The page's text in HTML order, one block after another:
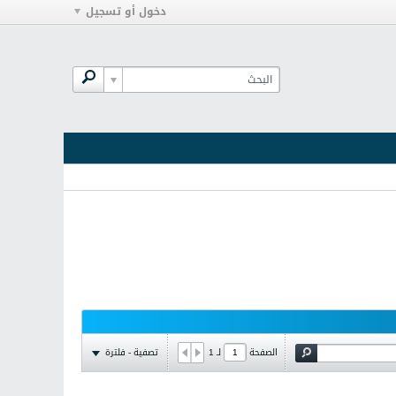
دخول أو تسجيل
الصفحة لـ1 تصفية - فلترة